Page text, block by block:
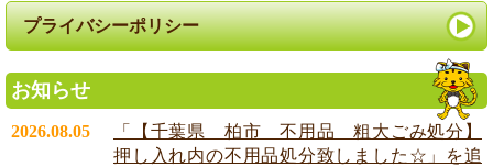
プライバシーポリシー
お知らせ
2026.08.05
「【千葉県 柏市 不用品 粗大ごみ処分】
押し入れ内の不用品処分致しました☆」を追